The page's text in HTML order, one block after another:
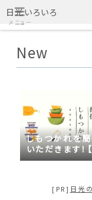
日光いろいろ
New
しもつかれを
いただきます！
つかれｓｅａｓｏ
[PR] 日光
メニュー